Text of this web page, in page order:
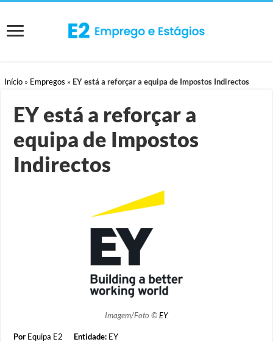
Início » Empregos » EY está a reforçar a equipa de Impostos Indirectos
EY está a reforçar a
equipa de Impostos
Indirectos
Imagem/Foto ©EY
Por Equipa E2 Entidade: EY